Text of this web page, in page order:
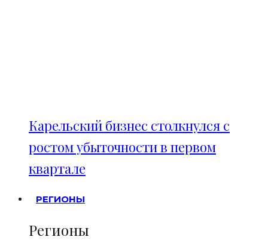
Карельский бизнес столкнулся с
ростом убыточности в первом
квартале
РЕГИОНЫ
Регионы